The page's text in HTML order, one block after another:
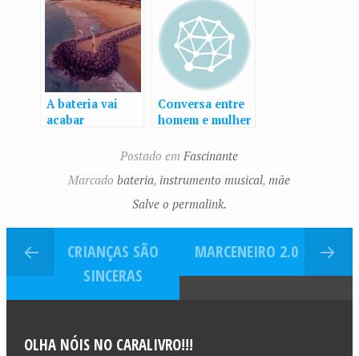
A bateria vai
acabar
Conversa entre
homem e mulher
Postado emFascinante
Marcadobateria, instrumento musical,mãe
Salve o permalink.
CRIANÇAS SÃO
SINCERAS
MARCENEIRO 2.0
OLHA NÓIS NO CARALIVRO!!!